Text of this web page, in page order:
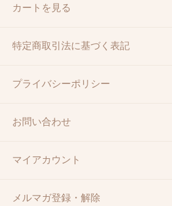
カートを見る
特定商取引法に基づく表記
プライバシーポリシー
お問い合わせ
マイアカウント
メルマガ登録・解除